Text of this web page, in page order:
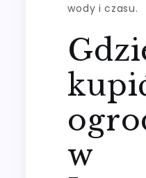
wody i czasu.
w